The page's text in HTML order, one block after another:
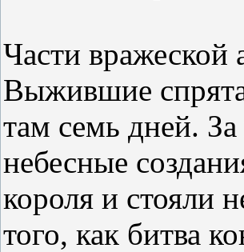
Части вражеской
Выжившие
там семь дней.
небесные
короля и стояли
того, как битва